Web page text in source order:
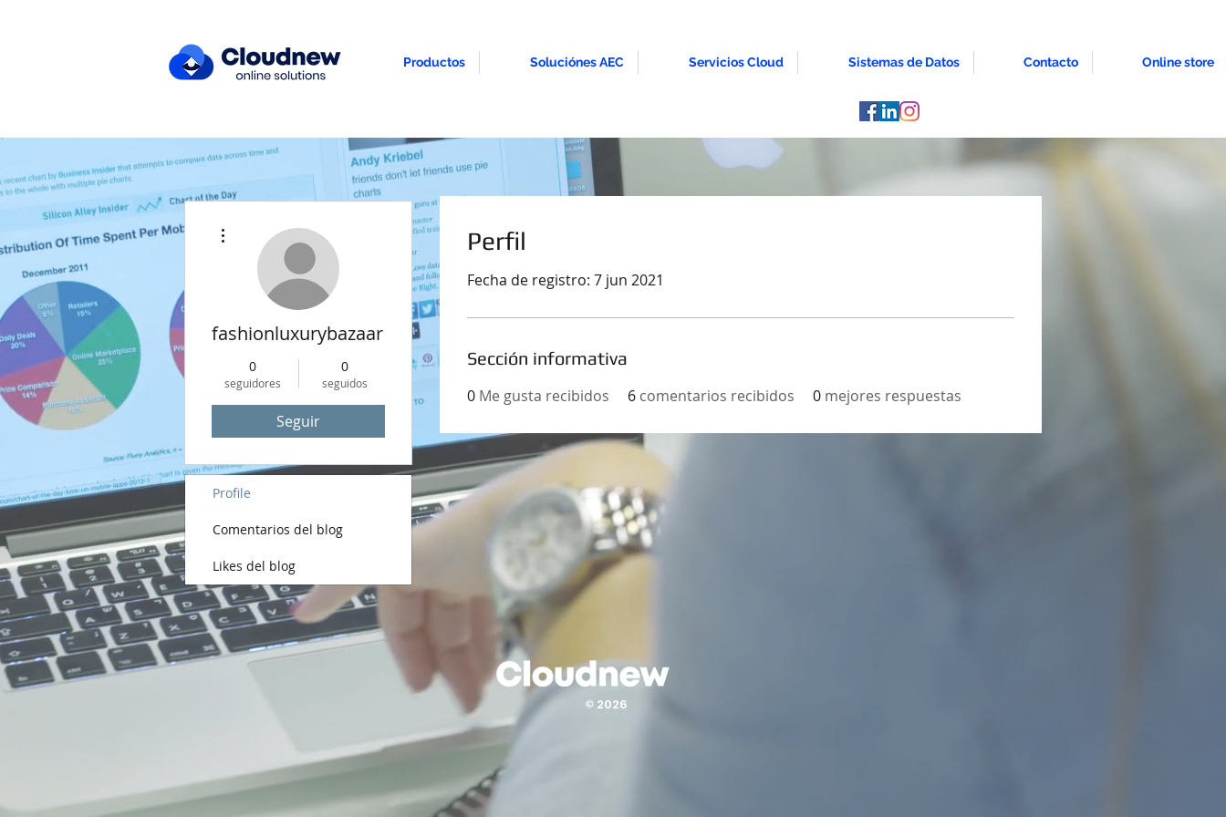
Productos Soluciónes AEC Servicios Cloud Sistemas de Datos Contacto Online store
Perfil
Fecha de registro: 7 jun 2021
Sección informativa
0 Me gusta recibidos 6 comentarios recibidos 0 mejores respuestas
fashionluxurybazaar1004
0
seguidores
0
seguidos
Seguir
Profile
Comentarios del blog
Likes del blog
© 2026